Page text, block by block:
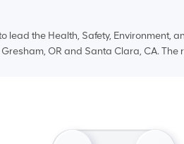
lead the Health, Safety, Environment,
OR and Santa Clara, CA. The